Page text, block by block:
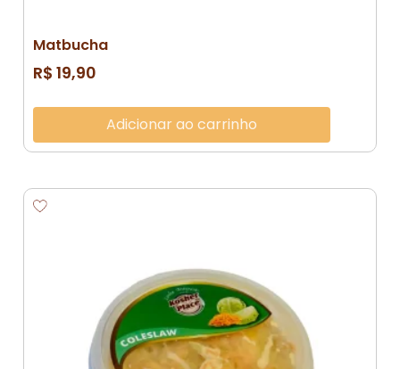
Matbucha
R$ 19,90
Adicionar ao carrinho